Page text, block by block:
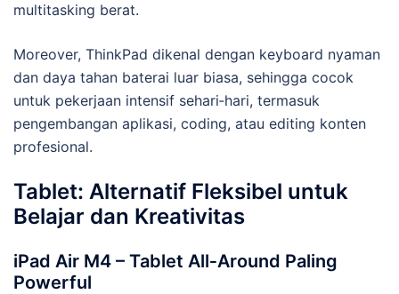
multitasking berat.
Moreover, ThinkPad dikenal dengan keyboard nyaman
dan daya tahan baterai luar biasa, sehingga cocok
untuk pekerjaan intensif sehari‑hari, termasuk
pengembangan aplikasi, coding, atau editing konten
profesional.
Tablet: Alternatif Fleksibel untuk
Belajar dan Kreativitas
iPad Air M4 – Tablet All‑Around Paling
Powerful